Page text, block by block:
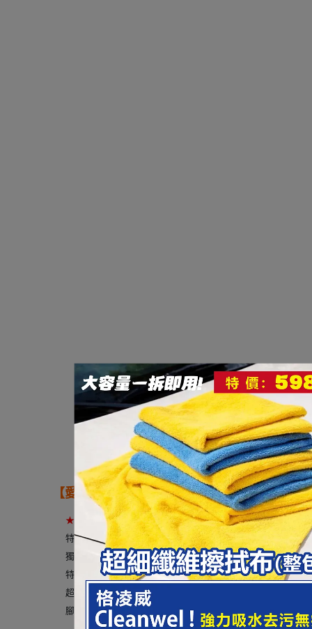
【愛車族購物網】特耐磨踏墊- 豐田 TOYOTA
★ 新品特嚴選 專利製造 ★
特耐磨踏墊，全合成PVC材質，特殊合成技術。耐燃、無毒、
獨家VIP合成材質，壽命長更環保、更經濟。橫列式溝槽清洗
特殊凹凸溝槽設計，具止滑、耐磨、易清洗功能。
超薄服貼設計，不影響汽車滑軌座椅的前後移動。
腳踏墊底部魔鬼氈設計，牢固固定踏墊不易滑動，提升行車安